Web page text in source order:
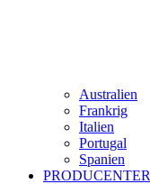
Australien
Frankrig
Italien
Portugal
Spanien
PRODUCENTER